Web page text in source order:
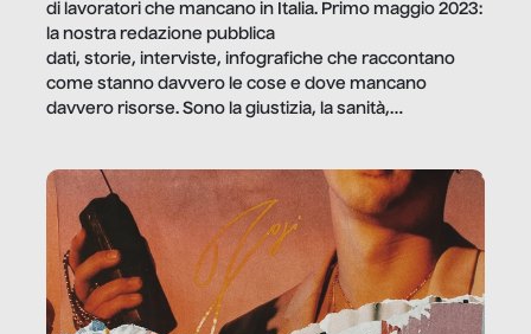
di lavoratori che mancano in Italia. Primo maggio 2023:
la nostra redazione pubblica
dati, storie, interviste, infografiche che raccontano
come stanno davvero le cose e dove mancano
davvero risorse. Sono la giustizia, la sanità,